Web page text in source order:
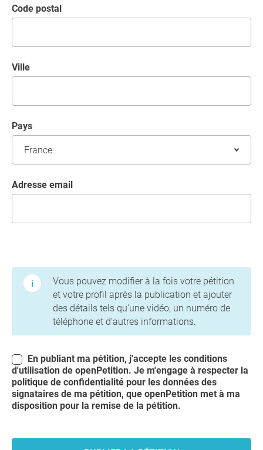
code postal
Ville
Pays
Adresse email
Vous pouvez modifier à la fois votre pétition
et votre profil après la publication et ajouter
des détails tels qu'une vidéo, un numéro de
téléphone et d'autres informations.
d'utilisation de openPetition. Je m'engage à respecter la
politique de confidentialité pour les données des
signataires de ma pétition, que openPetition met à ma
disposition pour la remise de la pétition.